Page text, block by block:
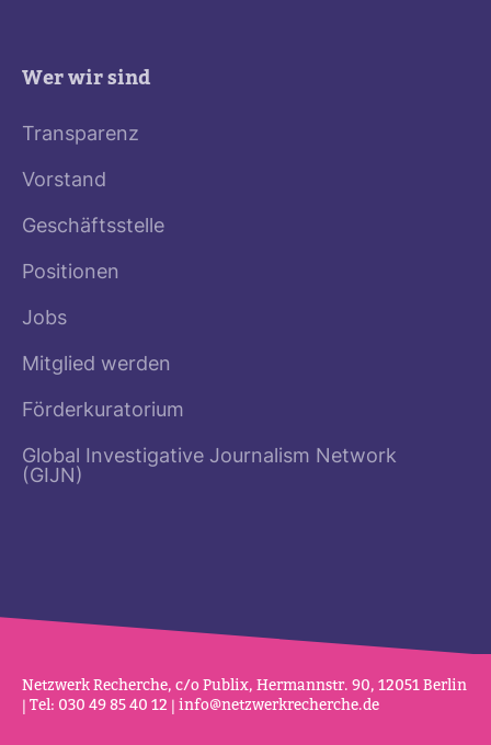
Wer wir sind
Transparenz
Vorstand
Geschäftsstelle
Positionen
Jobs
Mitglied werden
Förderkuratorium
Global Investigative Journalism Network
(GIJN)
Netz­werk Recherche, c/o Publix, Her­mannstr. 90, 12051 Berlin
| Tel: 030 49 85 40 12 | info@netz­werk­re­cherche.de